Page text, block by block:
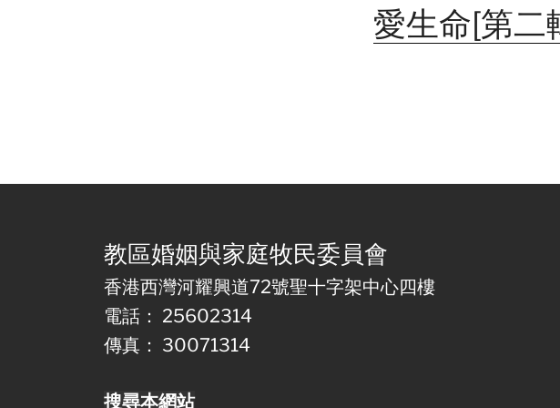
愛生命[第二
教區婚姻與家庭牧民委員會
香港西灣河耀興道72號聖十字架中心四樓
電話： 25602314
傳真： 30071314
搜尋本網站